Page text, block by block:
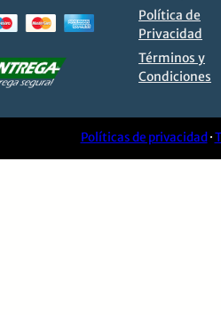
Política de
Privacidad
Términos y
Condiciones
Políticas de privacidad ·